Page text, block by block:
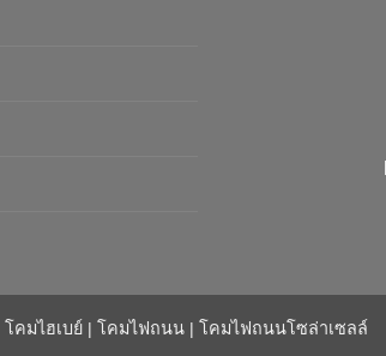
โคมไฮเบย์ | โคมไฟถนน | โคมไฟถนนโซล่าเซลล์